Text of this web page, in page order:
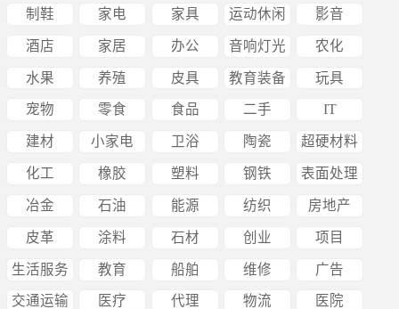
制鞋 家电 家具 运动休闲 影音
酒店 家居 办公 音响灯光 农化
水果 养殖 皮具 教育装备 玩具
宠物 零食 食品 二手 IT
建材 小家电 卫浴 陶瓷 超硬材料
化工 橡胶 塑料 钢铁 表面处理
冶金 石油 能源 纺织 房地产
皮革 涂料 石材 创业 项目
生活服务 教育 船舶 维修 广告
交通运输 医疗 代理 物流 医院